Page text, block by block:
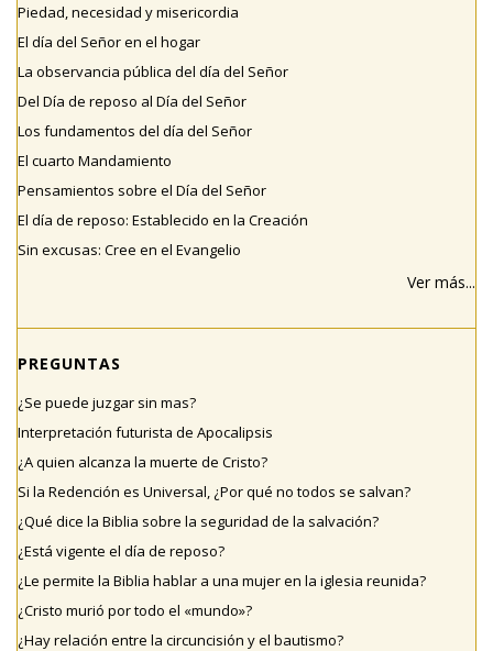
Piedad, necesidad y misericordia
El día del Señor en el hogar
La observancia pública del día del Señor
Del Día de reposo al Día del Señor
Los fundamentos del día del Señor
El cuarto Mandamiento
Pensamientos sobre el Día del Señor
El día de reposo: Establecido en la Creación
Sin excusas: Cree en el Evangelio
Ver más...
PREGUNTAS
¿Se puede juzgar sin mas?
Interpretación futurista de Apocalipsis
¿A quien alcanza la muerte de Cristo?
Si la Redención es Universal, ¿Por qué no todos se salvan?
¿Qué dice la Biblia sobre la seguridad de la salvación?
¿Está vigente el día de reposo?
¿Le permite la Biblia hablar a una mujer en la iglesia reunida?
¿Cristo murió por todo el «mundo»?
¿Hay relación entre la circuncisión y el bautismo?